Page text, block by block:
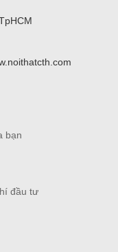
bạn
đầu tư